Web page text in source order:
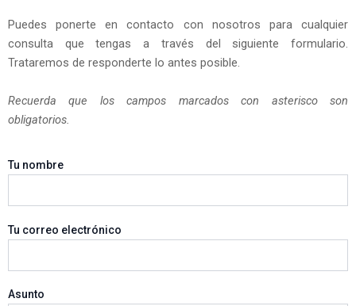
Puedes ponerte en contacto con nosotros para cualquier
consulta que tengas a través del siguiente formulario.
Trataremos de responderte lo antes posible.
Recuerda que los campos marcados con asterisco son
obligatorios.
Tu nombre
Tu correo electrónico
Asunto